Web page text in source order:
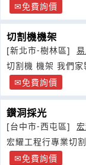
免費詢價
切割機機架
[新北市-樹林區]
切割機
免費詢價
鑚洞採光
[台中市-西屯區]
宏耀工程行專業切
免費詢價